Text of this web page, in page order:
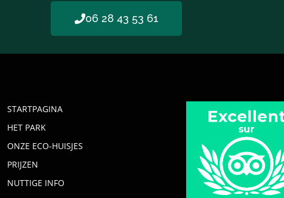
06 28 43 53 61
STARTPAGINA
HET PARK
ONZE ECO-HUISJES
PRIJZEN
NUTTIGE INFO